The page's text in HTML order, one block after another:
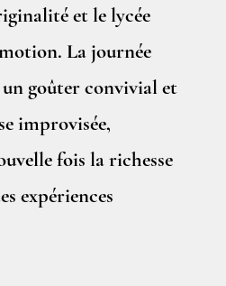
et le lycée
La journée
un goûter convivial et
improvisée,
fois la richesse
expériences